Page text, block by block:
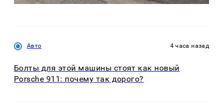
Авто 4 часа назад
Болты для этой машины стоят как новый
Porsche 911: почему так дорого?